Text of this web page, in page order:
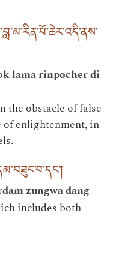
lama rinpocher di
the obstacle of false
of enlightenment, in
zungwa dang
includes both